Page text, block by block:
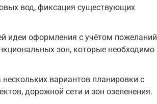
вод, фиксация существующих
идеи оформления с учётом пожеланий
зон, которые необходимо
вариантов планировки с
дорожной сети и зон озеленения.